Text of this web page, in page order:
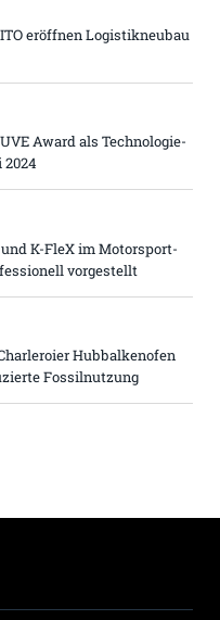
eröffnen Logistikneubau
Award als Technologie-
K-FleX im Motorsport-
vorgestellt
Hubbalkenofen
Fossilnutzung